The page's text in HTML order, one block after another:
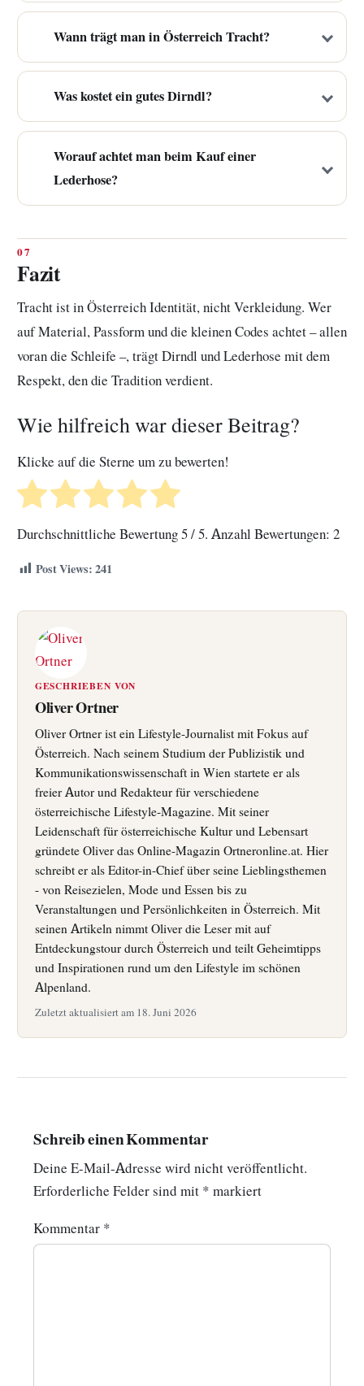
Wann trägt man in Österreich Tracht?
Was kostet ein gutes Dirndl?
Worauf achtet man beim Kauf einer
Lederhose?
Fazit
Tracht ist in Österreich Identität, nicht Verkleidung. Wer
auf Material, Passform und die kleinen Codes achtet – allen
voran die Schleife –, trägt Dirndl und Lederhose mit dem
Respekt, den die Tradition verdient.
Wie hilfreich war dieser Beitrag?
Klicke auf die Sterne um zu bewerten!
Durchschnittliche Bewertung5/ 5. Anzahl Bewertungen: 2
Post Views: 241
GESCHRIEBEN VON
Oliver Ortner
Oliver Ortner ist ein Lifestyle-Journalist mit Fokus auf
Österreich. Nach seinem Studium der Publizistik und
Kommunikationswissenschaft in Wien startete er als
freier Autor und Redakteur für verschiedene
österreichische Lifestyle-Magazine. Mit seiner
Leidenschaft für österreichische Kultur und Lebensart
gründete Oliver das Online-Magazin Ortneronline.at. Hier
schreibt er als Editor-in-Chief über seine Lieblingsthemen
- von Reisezielen, Mode und Essen bis zu
Veranstaltungen und Persönlichkeiten in Österreich. Mit
seinen Artikeln nimmt Oliver die Leser mit auf
Entdeckungstour durch Österreich und teilt Geheimtipps
und Inspirationen rund um den Lifestyle im schönen
Alpenland.
Zuletzt aktualisiert am 18. Juni 2026
Schreib einen Kommentar
Deine E-Mail-Adresse wird nicht veröffentlicht.
Erforderliche Felder sind mit * markiert
Kommentar *